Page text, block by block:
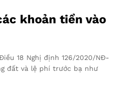
khoản tiền vào
18 Nghị định 126/2020/NĐ-
đất và lệ phí trước bạ như